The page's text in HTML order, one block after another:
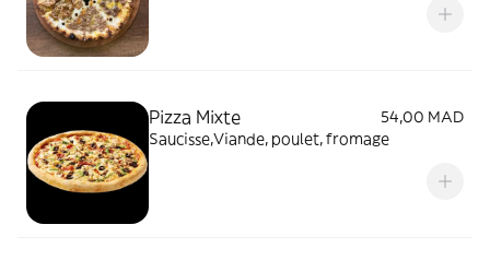
Pizza Mixte
54,00 MAD
Saucisse,Viande, poulet, fromage